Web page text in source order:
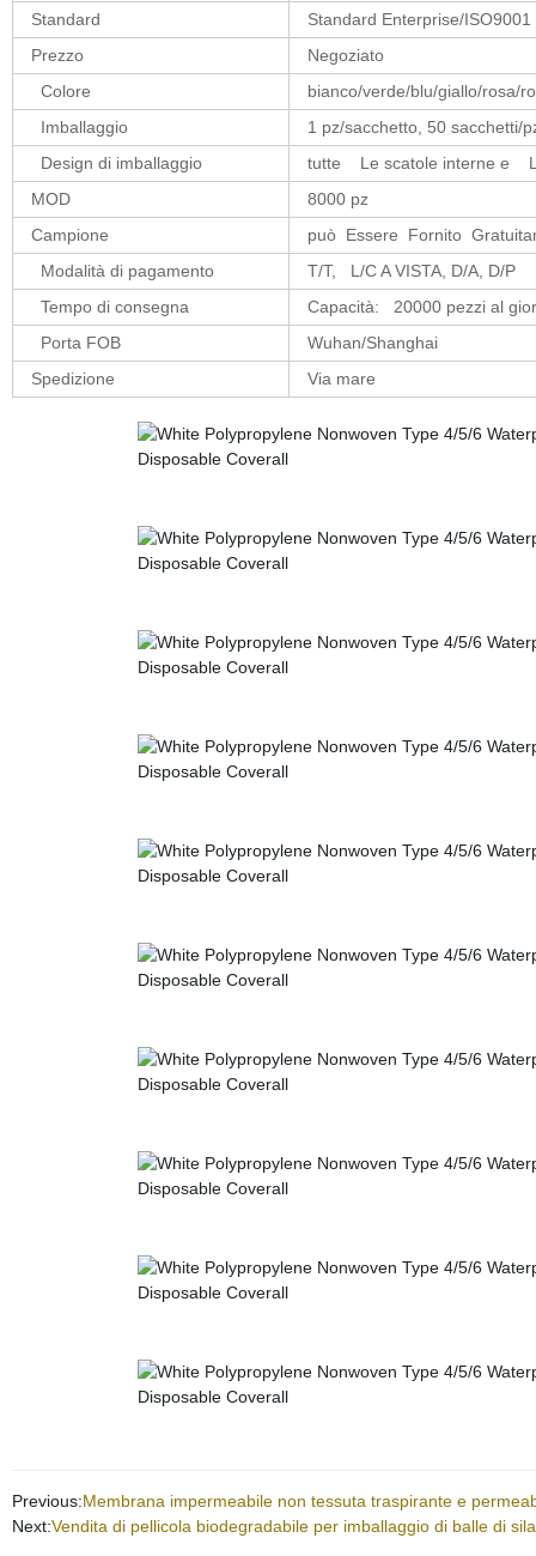
Standard
Standard Enterprise/ISO9001
Prezzo
Negoziato
Colore
bianco/verde/blu/giallo/rosa/
Imballaggio
1 pz/sacchetto, 50 sacchetti/
Design di imballaggio
tutte Le scatole interne e
MOD
8000 pz
Campione
può Essere Fornito
Modalità di pagamento
T/T, L/C A VISTA, D/A, D/P
Tempo di consegna
Capacità: 20000 pezzi al
Porta FOB
Wuhan/Shanghai
Spedizione
Via mare
Previous:Membrana impermeabile non tessuta traspirante e
Next:Vendita di pellicola biodegradabile per imballaggio di balle di